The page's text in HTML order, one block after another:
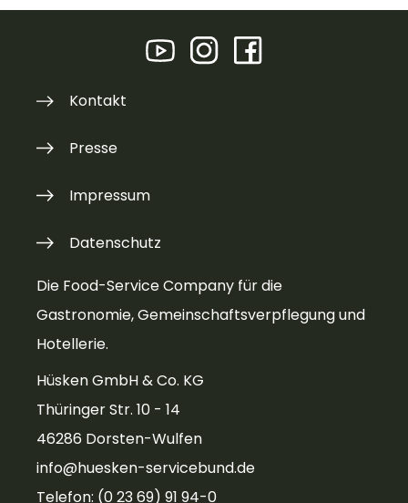
Die Food-Service Company für die
Gastronomie, Gemeinschaftsverpflegung und
Hotellerie.
Hüsken GmbH & Co. KG
Thüringer Str. 10 - 14
46286 Dorsten-Wulfen
info@huesken-servicebund.de
Telefon: (0 23 69) 91 94-0
Kontakt
Presse
Impressum
Datenschutz